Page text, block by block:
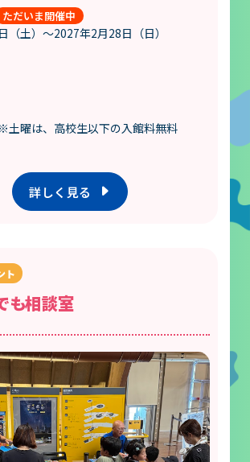
（土）～2027年2月28日（日）
曜は、高校生以下の入館料無料
詳しく見る
も相談室